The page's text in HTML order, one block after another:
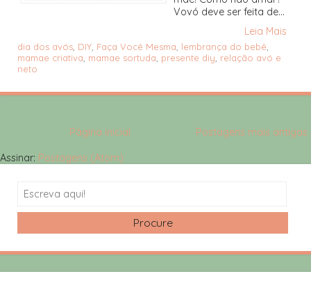
Vovó deve ser feita de...
Leia Mais
dia dos avós DIY Faça Você Mesma lembrança do bebê
mamae criativa mamae sortuda presente diy relação avó e
neto
Postagens mais antigas
Página inicial
Assinar: Postagens (Atom)
Search